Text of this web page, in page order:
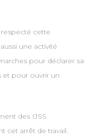
respecté cette
une activité
pour déclarer sa
et pour ouvrir un
des IJSS
cet arrêt de travail.